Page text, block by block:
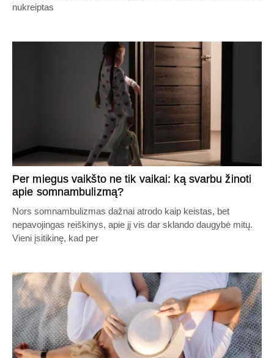
nukreiptas
Per miegus vaikšto ne tik vaikai: ką svarbu žinoti
apie somnambulizmą?
Nors somnambulizmas dažnai atrodo kaip keistas, bet
nepavojingas reiškinys, apie jį vis dar sklando daugybė mitų.
Vieni įsitikinę, kad per